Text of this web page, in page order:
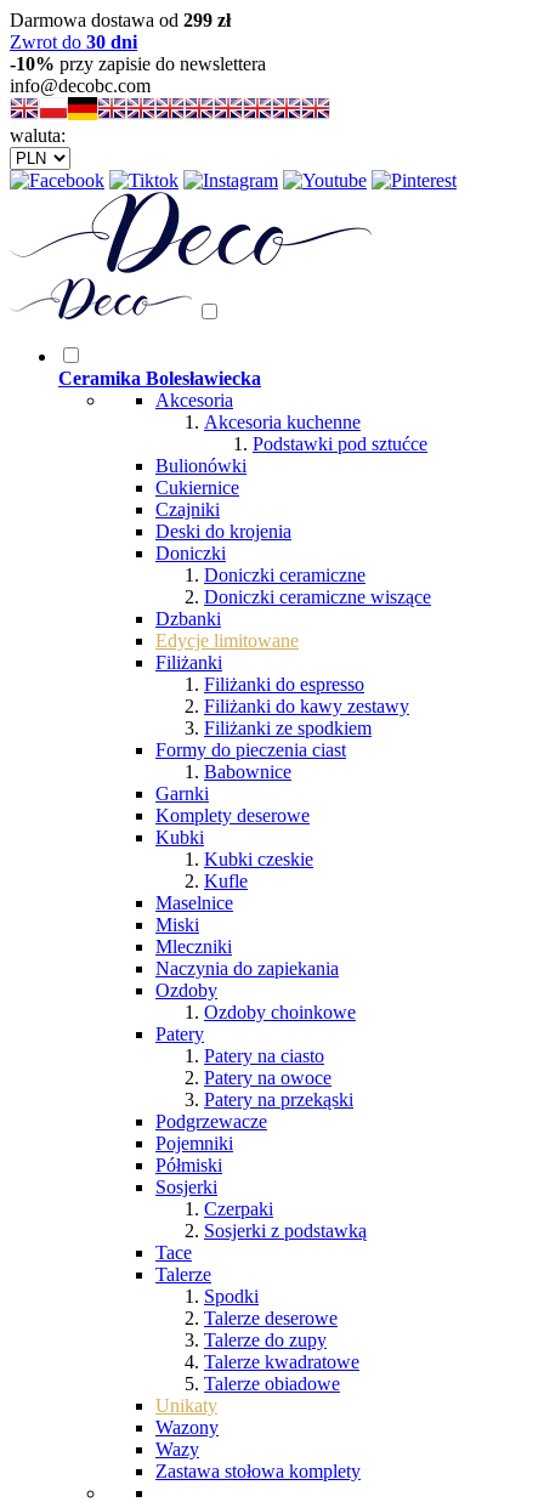
Darmowa dostawa od 299 zł
Zwrot do 30 dni
-10% przy zapisie do newslettera
info@decobc.com
waluta:
Ceramika Bolesławiecka
Akcesoria
Akcesoria kuchenne
Podstawki pod sztućce
Bulionówki
Cukiernice
Czajniki
Deski do krojenia
Doniczki
Doniczki ceramiczne
Doniczki ceramiczne wiszące
Dzbanki
Edycje limitowane
Filiżanki
Filiżanki do espresso
Filiżanki do kawy zestawy
Filiżanki ze spodkiem
Formy do pieczenia ciast
Babownice
Garnki
Komplety deserowe
Kubki
Kubki czeskie
Kufle
Maselnice
Miski
Mleczniki
Naczynia do zapiekania
Ozdoby
Ozdoby choinkowe
Patery
Patery na ciasto
Patery na owoce
Patery na przekąski
Podgrzewacze
Pojemniki
Półmiski
Sosjerki
Czerpaki
Sosjerki z podstawką
Tace
Talerze
Spodki
Talerze deserowe
Talerze do zupy
Talerze kwadratowe
Talerze obiadowe
Unikaty
Wazony
Wazy
Zastawa stołowa komplety